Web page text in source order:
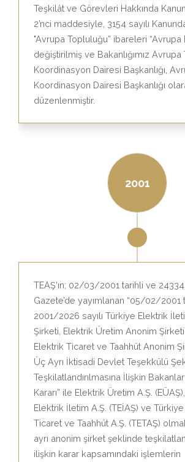
Teşkilât ve Görevleri Hakkında
2’nci maddesiyle, 3154 sayılı
"Avrupa Topluluğu” ibareleri “Avrupa
değiştirilmiş ve Bakanlığımız
Koordinasyon Dairesi Başkanlığı,
Koordinasyon Dairesi Başkanlığı
düzenlenmiştir.
2001
TEAŞ’ın; 02/03/2001 tarihli ve 24334
Gazete’de yayımlanan “05/02/2001
2001/2026 sayılı Türkiye Elektrik
Şirketi, Elektrik Üretim Anonim
Elektrik Ticaret ve Taahhüt Anonim
Üç Ayrı İktisadi Devlet Teşekkülü
Teşkilatlandırılmasına İlişkin
Kararı” ile Elektrik Üretim A.Ş.
Elektrik İletim A.Ş. (TEİAŞ) ve
Ticaret ve Taahhüt A.Ş. (TETAŞ)
ayrı anonim şirket şeklinde
ilişkin karar kapsamındaki işlemlerin